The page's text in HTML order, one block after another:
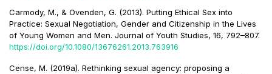
Carmody, M., & Ovenden, G. (2013). Putting Ethical Sex into
Practice: Sexual Negotiation, Gender and Citizenship in the Lives
of Young Women and Men. Journal of Youth Studies, 16, 792–807.
https://doi.org/10.1080/13676261.2013.763916
Cense, M. (2019a). Rethinking sexual agency: proposing a